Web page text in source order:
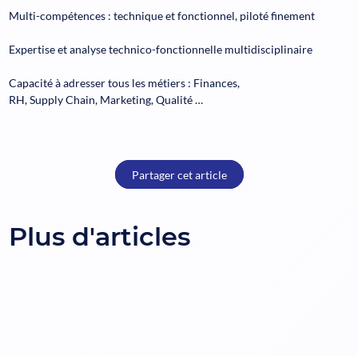
Multi-compétences : technique et fonctionnel, piloté finement​
Expertise et analyse technico-fonctionnelle multidisciplinaire​
Capacité à adresser tous les métiers : Finances,
RH, Supply Chain, Marketing, Qualité …​
Partager cet article
Plus d'articles